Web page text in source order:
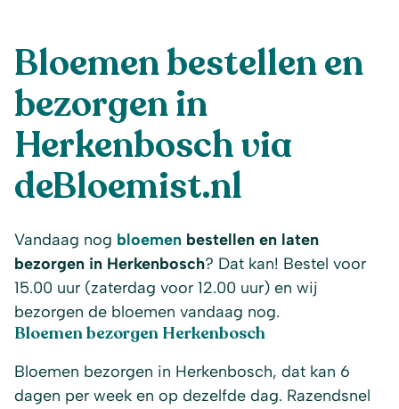
Bloemen bestellen en
bezorgen in
Herkenbosch via
deBloemist.nl
Vandaag nog bloemen bestellen en laten
bezorgen in Herkenbosch? Dat kan! Bestel voor
15.00 uur (zaterdag voor 12.00 uur) en wij
bezorgen de bloemen vandaag nog.
Bloemen bezorgen Herkenbosch
Bloemen bezorgen in Herkenbosch, dat kan 6
dagen per week en op dezelfde dag. Razendsnel